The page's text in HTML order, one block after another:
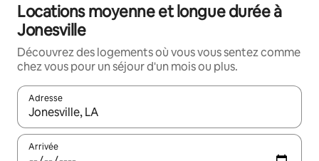
Locations moyenne et longue durée à
Jonesville
Découvrez des logements où vous vous sentez comme
chez vous pour un séjour d'un mois ou plus.
Adresse
Lorsque les résultats s'affichent, utilisez les flèches vers le
Arrivée